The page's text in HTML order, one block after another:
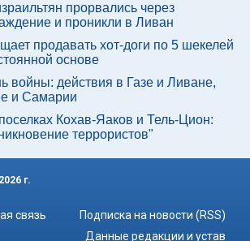
прорвались через
и проникли в Ливан
продавать хот-доги по 5 шекелей
основе
войны: действия в Газе и Ливане,
и Самарии
Кохав-Яаков и Тель-Цион:
террористов"
г.
связь
Подписка на новости (RSS)
Данные редакции и устав